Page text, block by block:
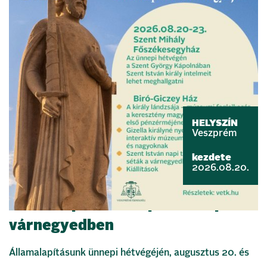
HELYSZÍN
Veszprém
kezdete
2026.08.20.
Államalapítás ünnepe a veszprémi
várnegyedben
Államalapításunk ünnepi hétvégéjén, augusztus 20. és